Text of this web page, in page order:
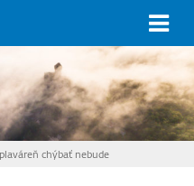
chýbať nebude